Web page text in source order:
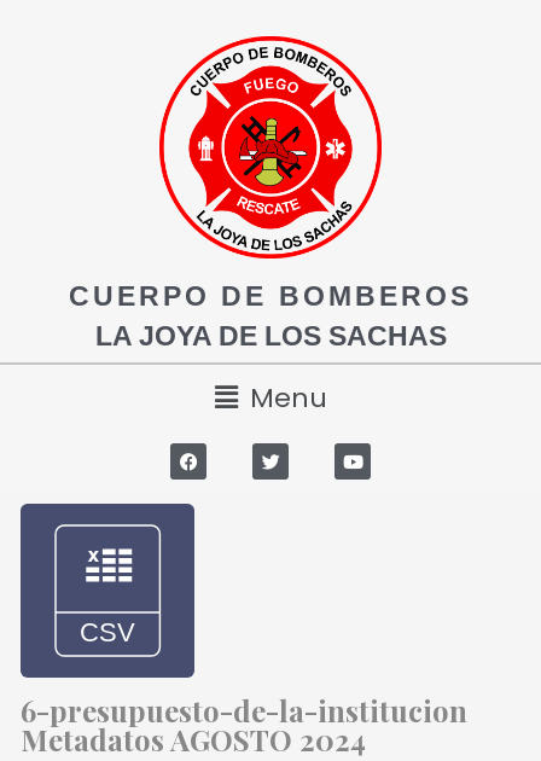
CUERPO DE BOMBEROS
LA JOYA DE LOS SACHAS
Menu
6-presupuesto-de-la-institucion
Metadatos AGOSTO 2024